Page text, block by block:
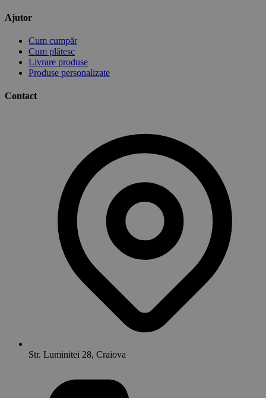
Ajutor
Cum cumpăr
Cum plătesc
Livrare produse
Produse personalizate
Contact
Str. Luminitei 28, Craiova